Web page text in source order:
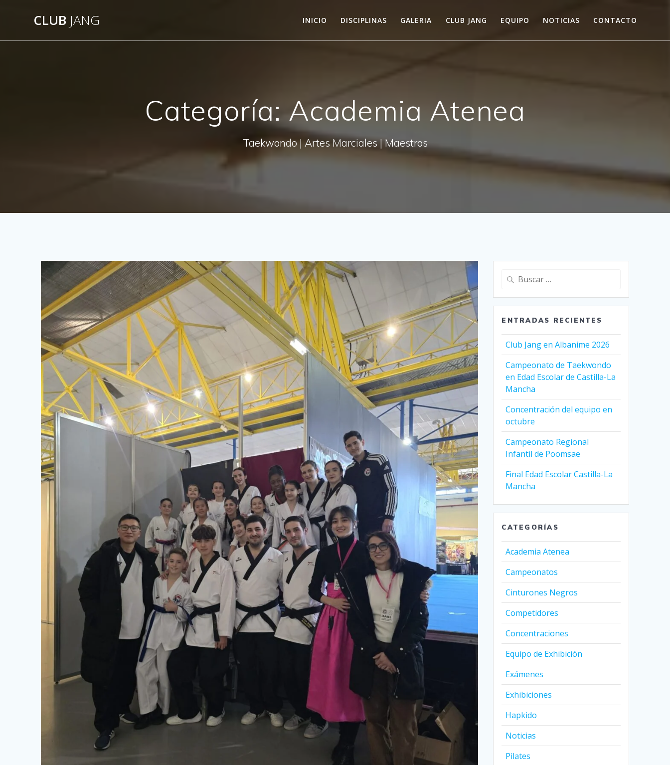
CLUB JANG INICIO DISCIPLINAS GALERIA CLUB JANG EQUIPO NOTICIAS CONTACTO
Categoría: Academia Atenea
Taekwondo | Artes Marciales | Maestros
Buscar:
ENTRADAS RECIENTES
Club Jang en Albanime 2026
Campeonato de Taekwondo
en Edad Escolar de Castilla-La
Mancha
Concentración del equipo en
octubre
Campeonato Regional
Infantil de Poomsae
Final Edad Escolar Castilla-La
Mancha
CATEGORÍAS
Academia Atenea
Campeonatos
Cinturones Negros
Competidores
Concentraciones
Equipo de Exhibición
Exámenes
Exhibiciones
Hapkido
Noticias
Pilates